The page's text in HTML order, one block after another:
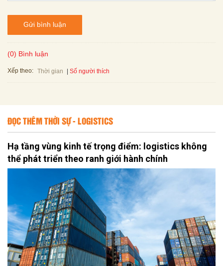
Gửi bình luận
(0) Bình luận
Xếp theo: Thời gian Số người thích
ĐỌC THÊM THỜI SỰ - LOGISTICS
Hạ tầng vùng kinh tế trọng điểm: logistics không
thể phát triển theo ranh giới hành chính